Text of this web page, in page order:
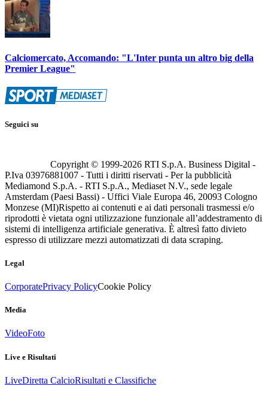
Calciomercato, Accomando: "L'Inter punta un altro big della
Premier League"
Seguici su
Copyright © 1999-2026 RTI S.p.A. Business Digital -
P.Iva 03976881007 - Tutti i diritti riservati - Per la pubblicità
Mediamond S.p.A. - RTI S.p.A., Mediaset N.V., sede legale
Amsterdam (Paesi Bassi) - Uffici Viale Europa 46, 20093 Cologno
Monzese (MI)Rispetto ai contenuti e ai dati personali trasmessi e/o
riprodotti è vietata ogni utilizzazione funzionale all’addestramento di
sistemi di intelligenza artificiale generativa. È altresì fatto divieto
espresso di utilizzare mezzi automatizzati di data scraping.
Legal
CorporatePrivacy PolicyCookie Policy
Media
VideoFoto
Live e Risultati
LiveDiretta CalcioRisultati e Classifiche